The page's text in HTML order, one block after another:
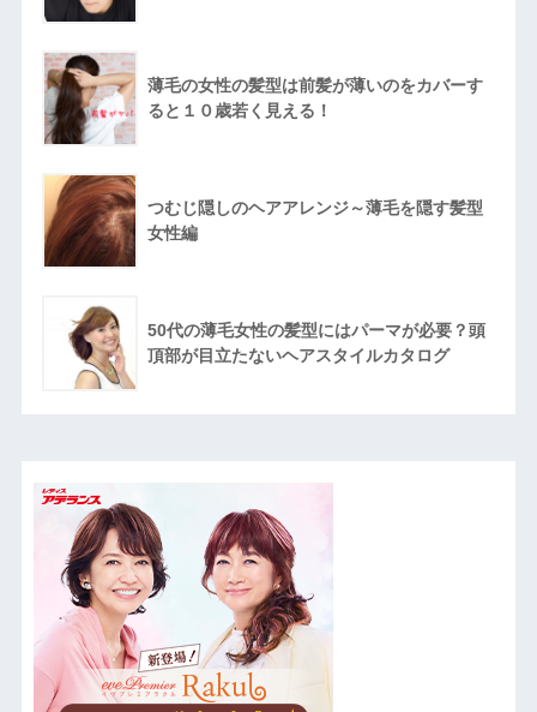
薄毛の女性の髪型は前髪が薄いのをカバーす
ると１０歳若く見える！
つむじ隠しのヘアアレンジ～薄毛を隠す髪型
女性編
50代の薄毛女性の髪型にはパーマが必要？頭
頂部が目立たないヘアスタイルカタログ